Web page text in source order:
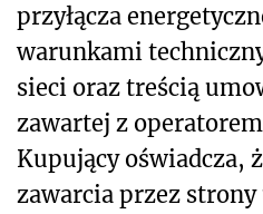
przyłącza
warunkami
sieci oraz treścią
zawartej z
Kupujący oświadcza,
zawarcia przez